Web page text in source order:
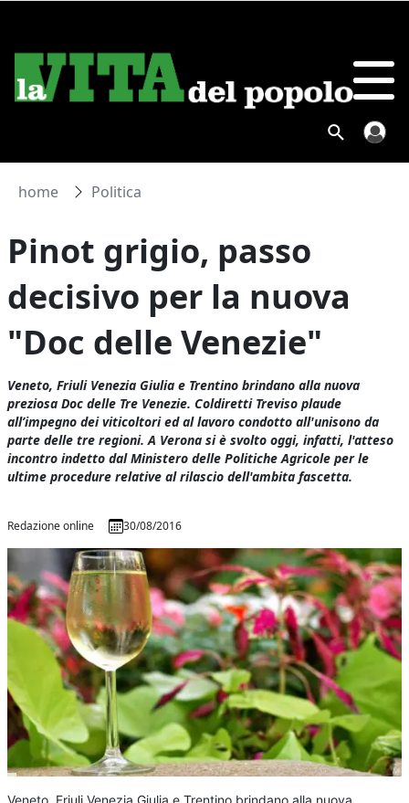
home Politica
Pinot grigio, passo
decisivo per la nuova
"Doc delle Venezie"
Veneto, Friuli Venezia Giulia e Trentino brindano alla nuova
preziosa Doc delle Tre Venezie. Coldiretti Treviso plaude
all’impegno dei viticoltori ed al lavoro condotto all'unisono da
parte delle tre regioni. A Verona si è svolto oggi, infatti, l'atteso
incontro indetto dal Ministero delle Politiche Agricole per le
ultime procedure relative al rilascio dell'ambita fascetta.
Redazione online 30/08/2016